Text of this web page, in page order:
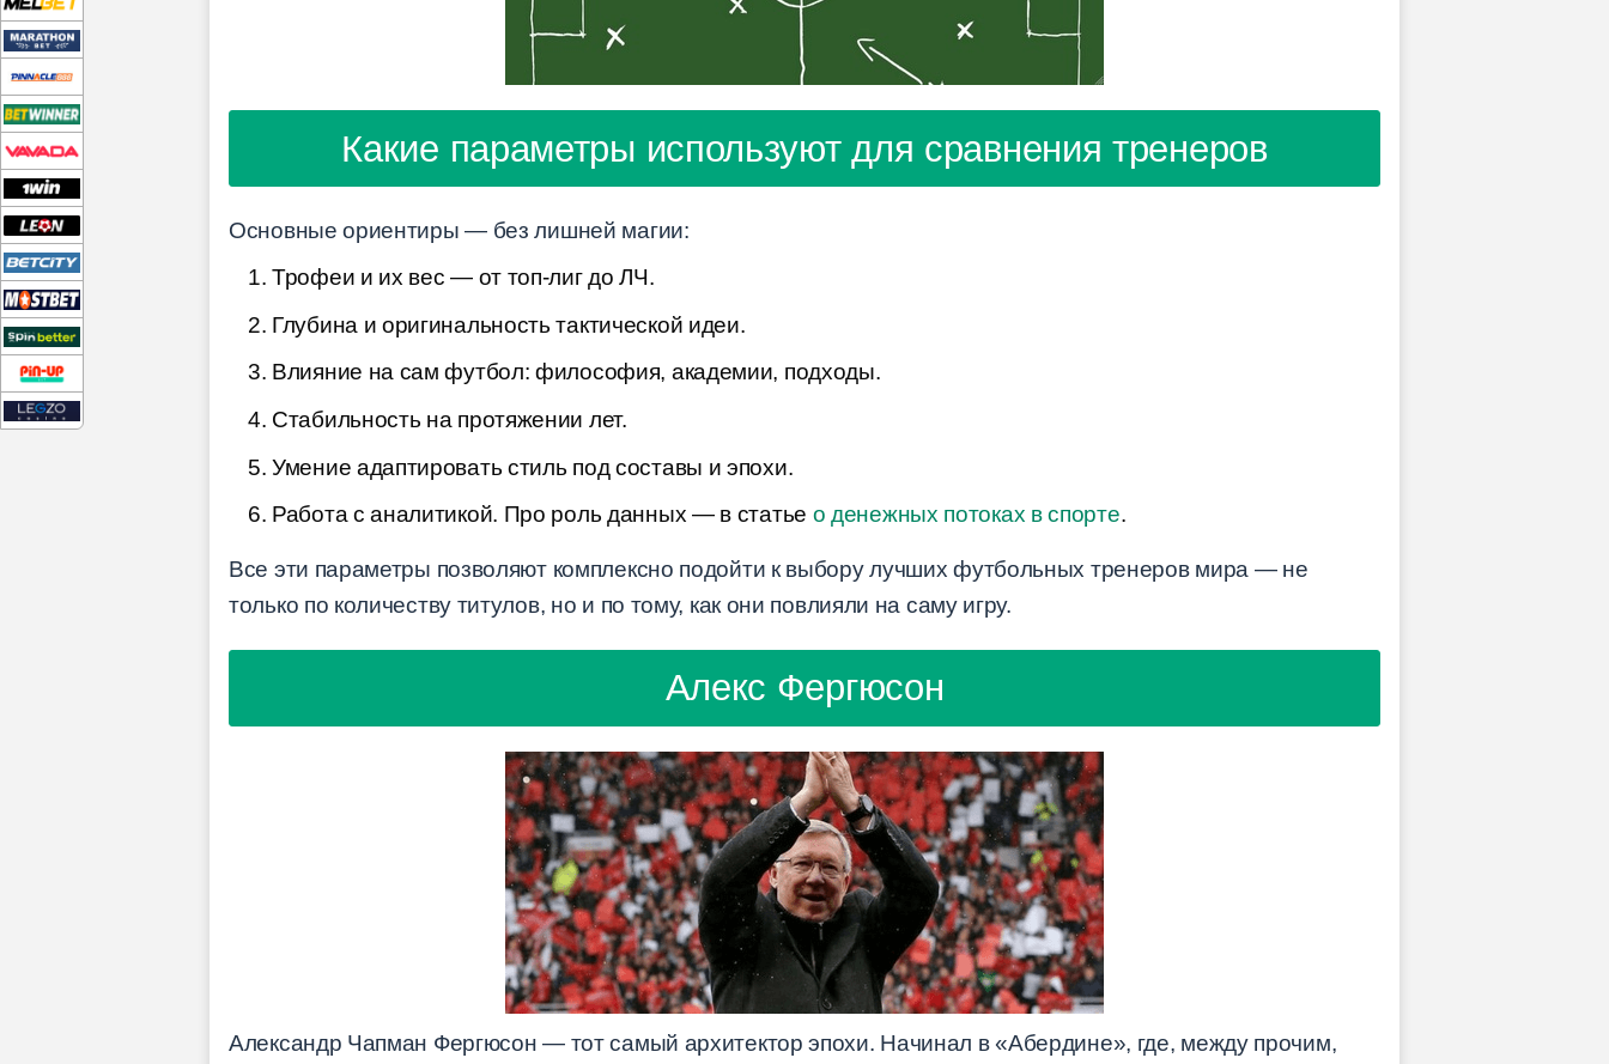
Какие параметры используют для сравнения тренеров
Основные ориентиры — без лишней магии:
Трофеи и их вес — от топ-лиг до ЛЧ.
Глубина и оригинальность тактической идеи.
Влияние на сам футбол: философия, академии, подходы.
Стабильность на протяжении лет.
Умение адаптировать стиль под составы и эпохи.
Работа с аналитикой. Про роль данных — в статье о денежных потоках в спорте.
Все эти параметры позволяют комплексно подойти к выбору лучших футбольных тренеров мира — не
только по количеству титулов, но и по тому, как они повлияли на саму игру.
Алекс Фергюсон
Александр Чапман Фергюсон — тот самый архитектор эпохи. Начинал в «Абердине», где, между прочим,